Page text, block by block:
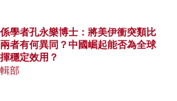
學者孔永樂博士：將美伊衝突類比
者有何異同？中國崛起能否為全球
穩定效用？
部